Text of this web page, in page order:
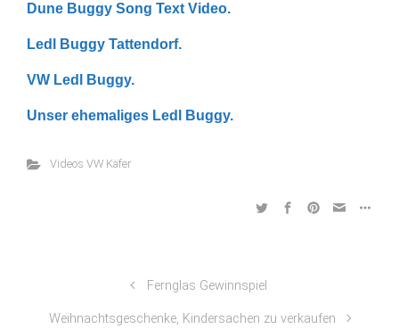
Dune Buggy Song Text Video.
Ledl Buggy Tattendorf.
VW Ledl Buggy.
Unser ehemaliges Ledl Buggy.
Videos VW Käfer
Fernglas Gewinnspiel
Weihnachtsgeschenke, Kindersachen zu verkaufen